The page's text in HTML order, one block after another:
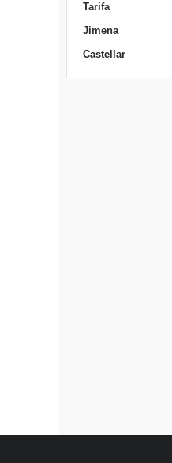
Tarifa
Jimena
Castellar